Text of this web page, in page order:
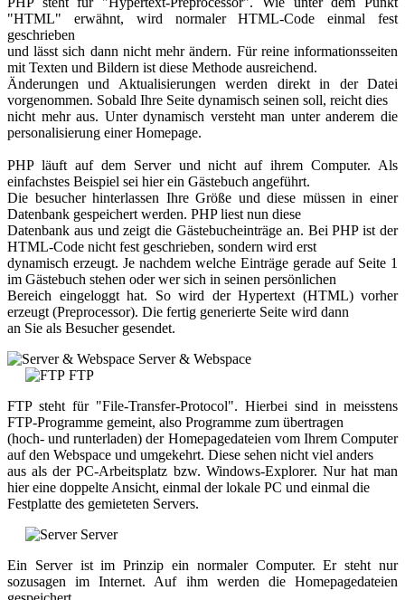
"HTML" erwähnt, wird normaler HTML-Code einmal fest
geschrieben
und lässt sich dann nicht mehr ändern. Für reine informationsseiten
mit Texten und Bildern ist diese Methode ausreichend.
Änderungen und Aktualisierungen werden direkt in der Datei
vorgenommen. Sobald Ihre Seite dynamisch seinen soll, reicht dies
nicht mehr aus. Unter dynamisch versteht man unter anderem die
personalisierung einer Homepage.
PHP läuft auf dem Server und nicht auf ihrem Computer. Als
einfachstes Beispiel sei hier ein Gästebuch angeführt.
Die besucher hinterlassen Ihre Größe und diese müssen in einer
Datenbank gespeichert werden. PHP liest nun diese
Datenbank aus und zeigt die Gästebucheinträge an. Bei PHP ist der
HTML-Code nicht fest geschrieben, sondern wird erst
dynamisch erzeugt. Je nachdem welche Einträge gerade auf Seite 1
im Gästebuch stehen oder wer sich in seinen persönlichen
Bereich eingeloggt hat. So wird der Hypertext (HTML) vorher
erzeugt (Preprocessor). Die fertig generierte Seite wird dann
an Sie als Besucher gesendet.
Server & Webspace
FTP
FTP steht für "File-Transfer-Protocol". Hierbei sind in meisstens
FTP-Programme gemeint, also Programme zum übertragen
(hoch- und runterladen) der Homepagedateien vom Ihrem Computer
auf den Webspace und umgekehrt. Diese sehen nicht viel anders
aus als der PC-Arbeitsplatz bzw. Windows-Explorer. Nur hat man
hier eine doppelte Ansicht, einmal der lokale PC und einmal die
Festplatte des gemieteten Servers.
Server
Ein Server ist im Prinzip ein normaler Computer. Er steht nur
sozusagen im Internet. Auf ihm werden die Homepagedateien